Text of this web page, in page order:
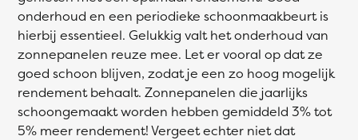
onderhoud en een periodieke schoonmaakbeurt is
hierbij essentieel. Gelukkig valt het onderhoud van
zonnepanelen reuze mee. Let er vooral op dat ze
goed schoon blijven, zodat je een zo hoog mogelijk
rendement behaalt. Zonnepanelen die jaarlijks
schoongemaakt worden hebben gemiddeld 3% tot
5% meer rendement! Vergeet echter niet dat